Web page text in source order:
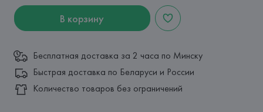
В корзину
Бесплатная доставка за 2 часа по Минску
Быстрая доставка по Беларуси и России
Количество товаров без ограничений